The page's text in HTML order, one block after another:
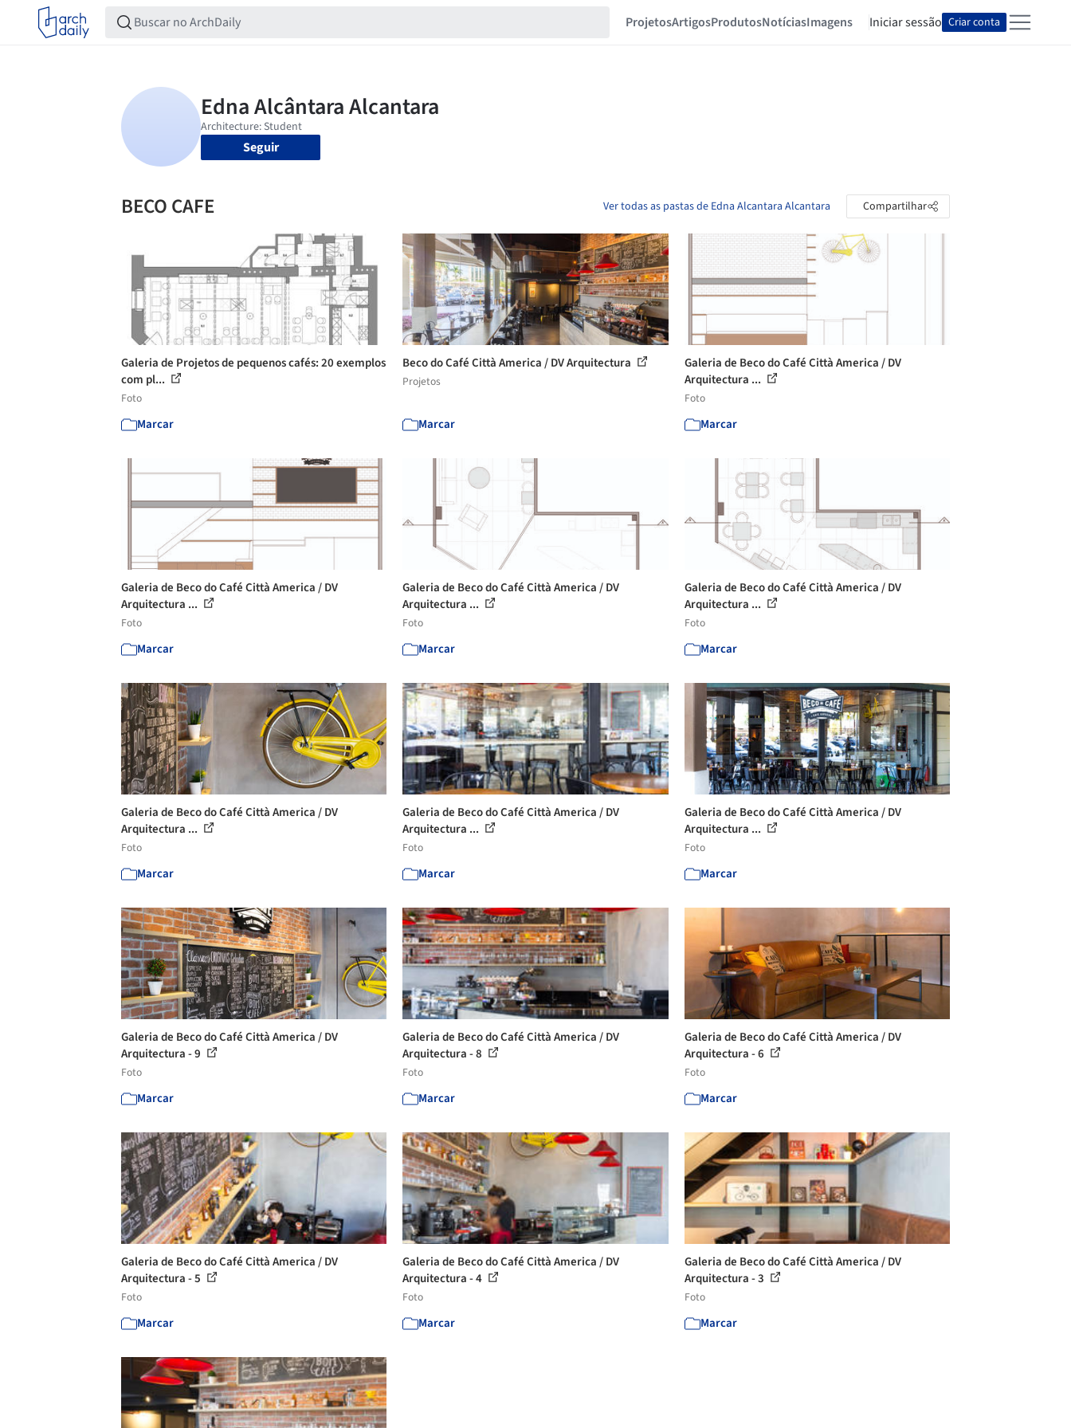
ProjetosArtigosProdutosNotíciasImagens Iniciar sessão Criar conta
Seguir
BECO CAFE Ver todas as pastas de Edna Alcantara Alcantara Compartilhar
Galeria de Projetos de pequenos cafés: 20 exemplos
com pl...
Foto
Marcar
Beco do Café Città America / DV Arquitectura
Projetos
Marcar
Galeria de Beco do Café Città America / DV
Arquitectura ...
Foto
Marcar
Galeria de Beco do Café Città America / DV
Arquitectura ...
Foto
Marcar
Galeria de Beco do Café Città America / DV
Arquitectura ...
Foto
Marcar
Galeria de Beco do Café Città America / DV
Arquitectura ...
Foto
Marcar
Galeria de Beco do Café Città America / DV
Arquitectura ...
Foto
Marcar
Galeria de Beco do Café Città America / DV
Arquitectura ...
Foto
Marcar
Galeria de Beco do Café Città America / DV
Arquitectura ...
Foto
Marcar
Galeria de Beco do Café Città America / DV
Arquitectura - 9
Foto
Marcar
Galeria de Beco do Café Città America / DV
Arquitectura - 8
Foto
Marcar
Galeria de Beco do Café Città America / DV
Arquitectura - 6
Foto
Marcar
Galeria de Beco do Café Città America / DV
Arquitectura - 5
Foto
Marcar
Galeria de Beco do Café Città America / DV
Arquitectura - 4
Foto
Marcar
Galeria de Beco do Café Città America / DV
Arquitectura - 3
Foto
Marcar